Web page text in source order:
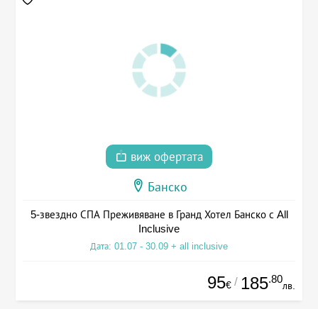
виж офертата
Банско
5-звездно СПА Преживяване в Гранд Хотел Банско с All
Inclusive
Дата: 01.07 - 30.09 + all inclusive
95€ / 185.80
лв.